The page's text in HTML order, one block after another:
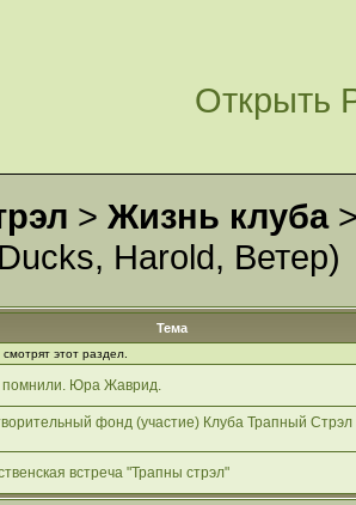
Открыть
> Жизнь клуба
Ducks, Harold, Ветер)
Тема
этот раздел.
помнили. Юра Жаврид.
фонд (участие) Клуба Трапный Стрэл
встреча "Трапны стрэл"